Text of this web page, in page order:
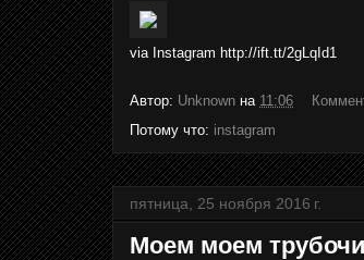
via Instagram http://ift.tt/2gLqId1
Автор: Unknown на 11:06
Потому что: instagram
пятница, 25 ноября 2016 г.
Моем моем